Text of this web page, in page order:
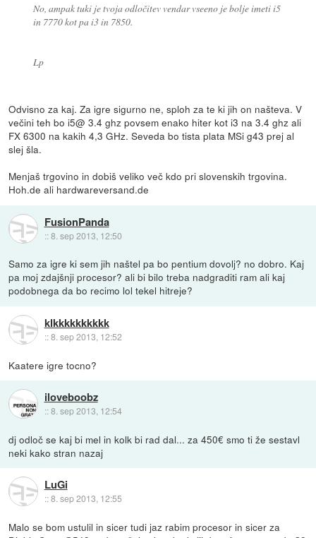
No, ampak tuki je tvoja odločitev vendar vseeno je bolje imeti i5
in 7770 kot pa i3 in 7850.
Lp
Odvisno za kaj. Za igre sigurno ne, sploh za te ki jih on našteva. V
večini teh bo i5@ 3.4 ghz povsem enako hiter kot i3 na 3.4 ghz ali
FX 6300 na kakih 4,3 GHz. Seveda bo tista plata MSi g43 prej al
slej šla.
Menjaš trgovino in dobiš veliko več kdo pri slovenskih trgovina.
Hoh.de ali hardwareversand.de
FusionPanda
::8. sep 2013, 12:50
Samo za igre ki sem jih naštel pa bo pentium dovolj? no dobro. Kaj
pa moj zdajšnji procesor? ali bi bilo treba nadgraditi ram ali kaj
podobnega da bo recimo lol tekel hitreje?
klkkkkkkkkkk
::8. sep 2013, 12:52
Kaatere igre tocno?
iloveboobz
::8. sep 2013, 12:54
dj odloč se kaj bi mel in kolk bi rad dal... za 450€ smo ti že sestavl
neki kako stran nazaj
LuGi
::8. sep 2013, 12:55
Malo se bom ustulil in sicer tudi jaz rabim procesor in sicer za